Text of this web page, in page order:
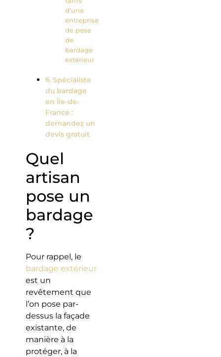
d’une
entreprise
de pose
de
bardage
extérieur
Spécialiste
du bardage
en Île-de-
France :
demandez un
devis gratuit
Quel
artisan
pose un
bardage
?
Pour rappel, le
bardage extérieur
est un
revêtement que
l’on pose par-
dessus la façade
existante, de
manière à la
protéger, à la